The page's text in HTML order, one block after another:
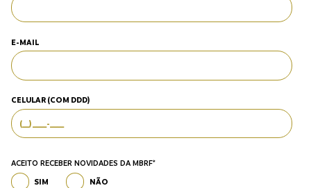
E-MAIL
CELULAR (COM DDD)
ACEITO RECEBER NOVIDADES DA MBRF*
SIM NÃO